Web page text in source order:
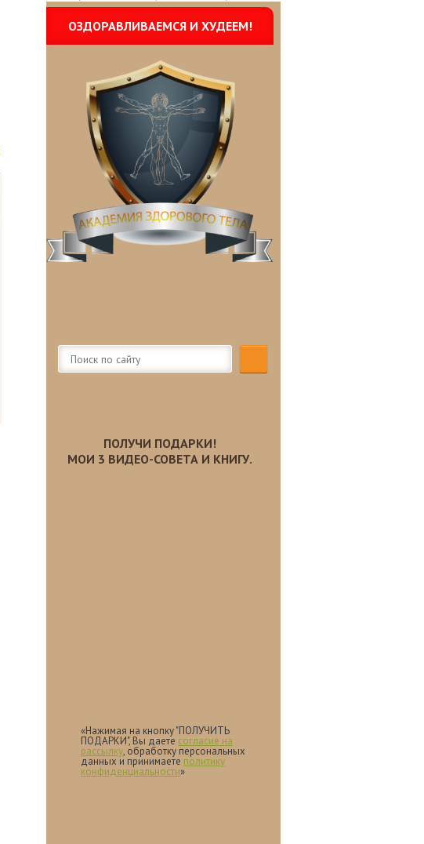
ОЗДОРАВЛИВАЕМСЯ И ХУДЕЕМ!
ПОЛУЧИ ПОДАРКИ!
МОИ 3 ВИДЕО-СОВЕТА И КНИГУ.
«Нажимая на кнопку "ПОЛУЧИТЬ
ПОДАРКИ", Вы даете согласие на
рассылку, обработку персональных
данных и принимаете политику
конфиденциальности»